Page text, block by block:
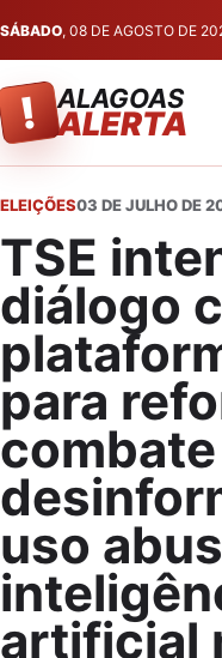
SÁBADO, 08 DE AGOSTO DE
! ALAGOAS
ALERTA
ELEIÇÕES03 DE JULHO DE
TSE
diálogo
para
uso
artificial